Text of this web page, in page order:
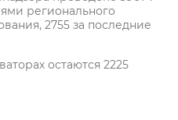
регионального
2755 за последние
остаются 2225